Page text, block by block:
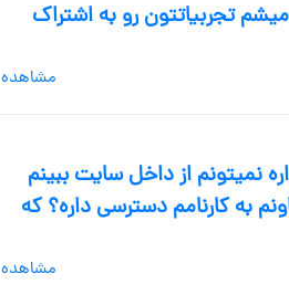
تجربیاتتون رو به اشتراک
مشاهده
از داخل سایت ببینم
به کارنامم دسترسی داره؟ که
مشاهده